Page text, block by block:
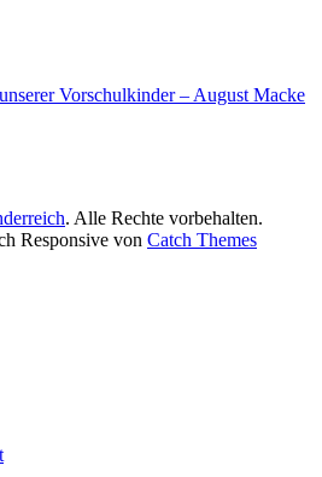
Vorschulkinder – August Macke
. Alle Rechte vorbehalten.
Responsive von Catch Themes